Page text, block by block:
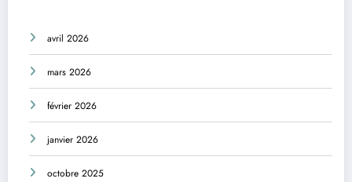
avril 2026
mars 2026
février 2026
janvier 2026
octobre 2025